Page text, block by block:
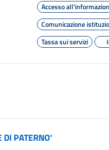
Accesso
Comunicazione
Tassa sui servizi
PATERNO'